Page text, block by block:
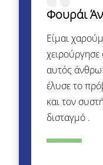
Φουράι
Είμαι
χειρούργησε
αυτός
έλυσε το
και τον
δισταγμό .